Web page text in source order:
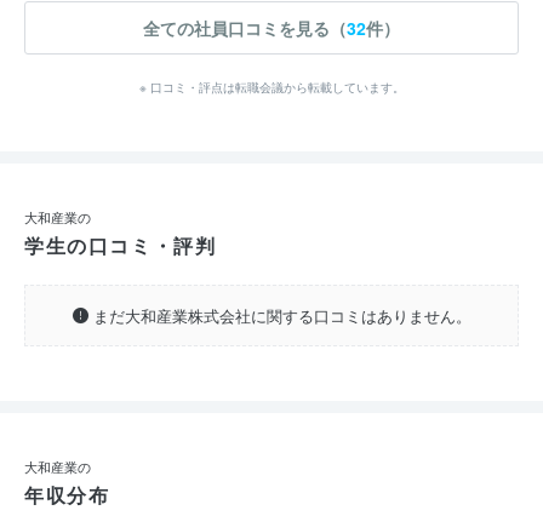
全ての社員口コミを見る（32件）
※ 口コミ・評点は転職会議から転載しています。
大和産業の
学生の口コミ・評判
まだ大和産業株式会社に関する口コミはありません。
大和産業の
年収分布